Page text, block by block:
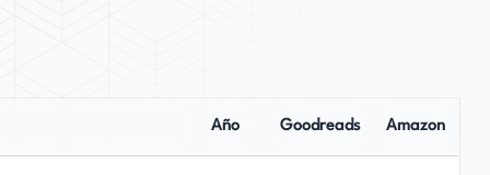
Año Goodreads Amazon